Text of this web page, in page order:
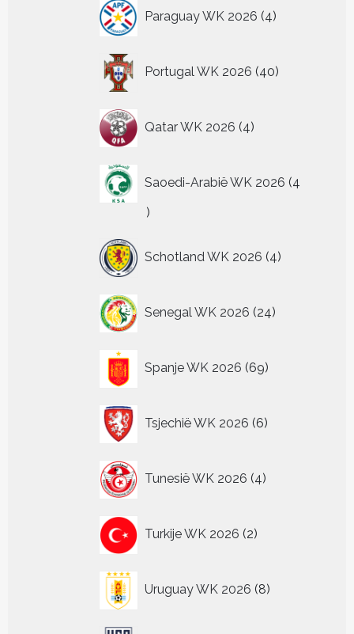
Paraguay WK 2026 4
producten
Portugal WK 2026 40
producten
Qatar WK 2026 4
producten
Saoedi-Arabië WK 2026 4
4
Schotland WK 2026 4
producten
Senegal WK 2026 24
producten
Spanje WK 2026 69
producten
Tsjechië WK 2026 6
producten
Tunesië WK 2026 4
producten
Turkije WK 2026 2
producten
Uruguay WK 2026 8
producten